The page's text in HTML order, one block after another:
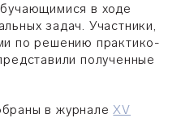
в ходе
задач. Участники,
по решению практико-
полученные
в журналеXV